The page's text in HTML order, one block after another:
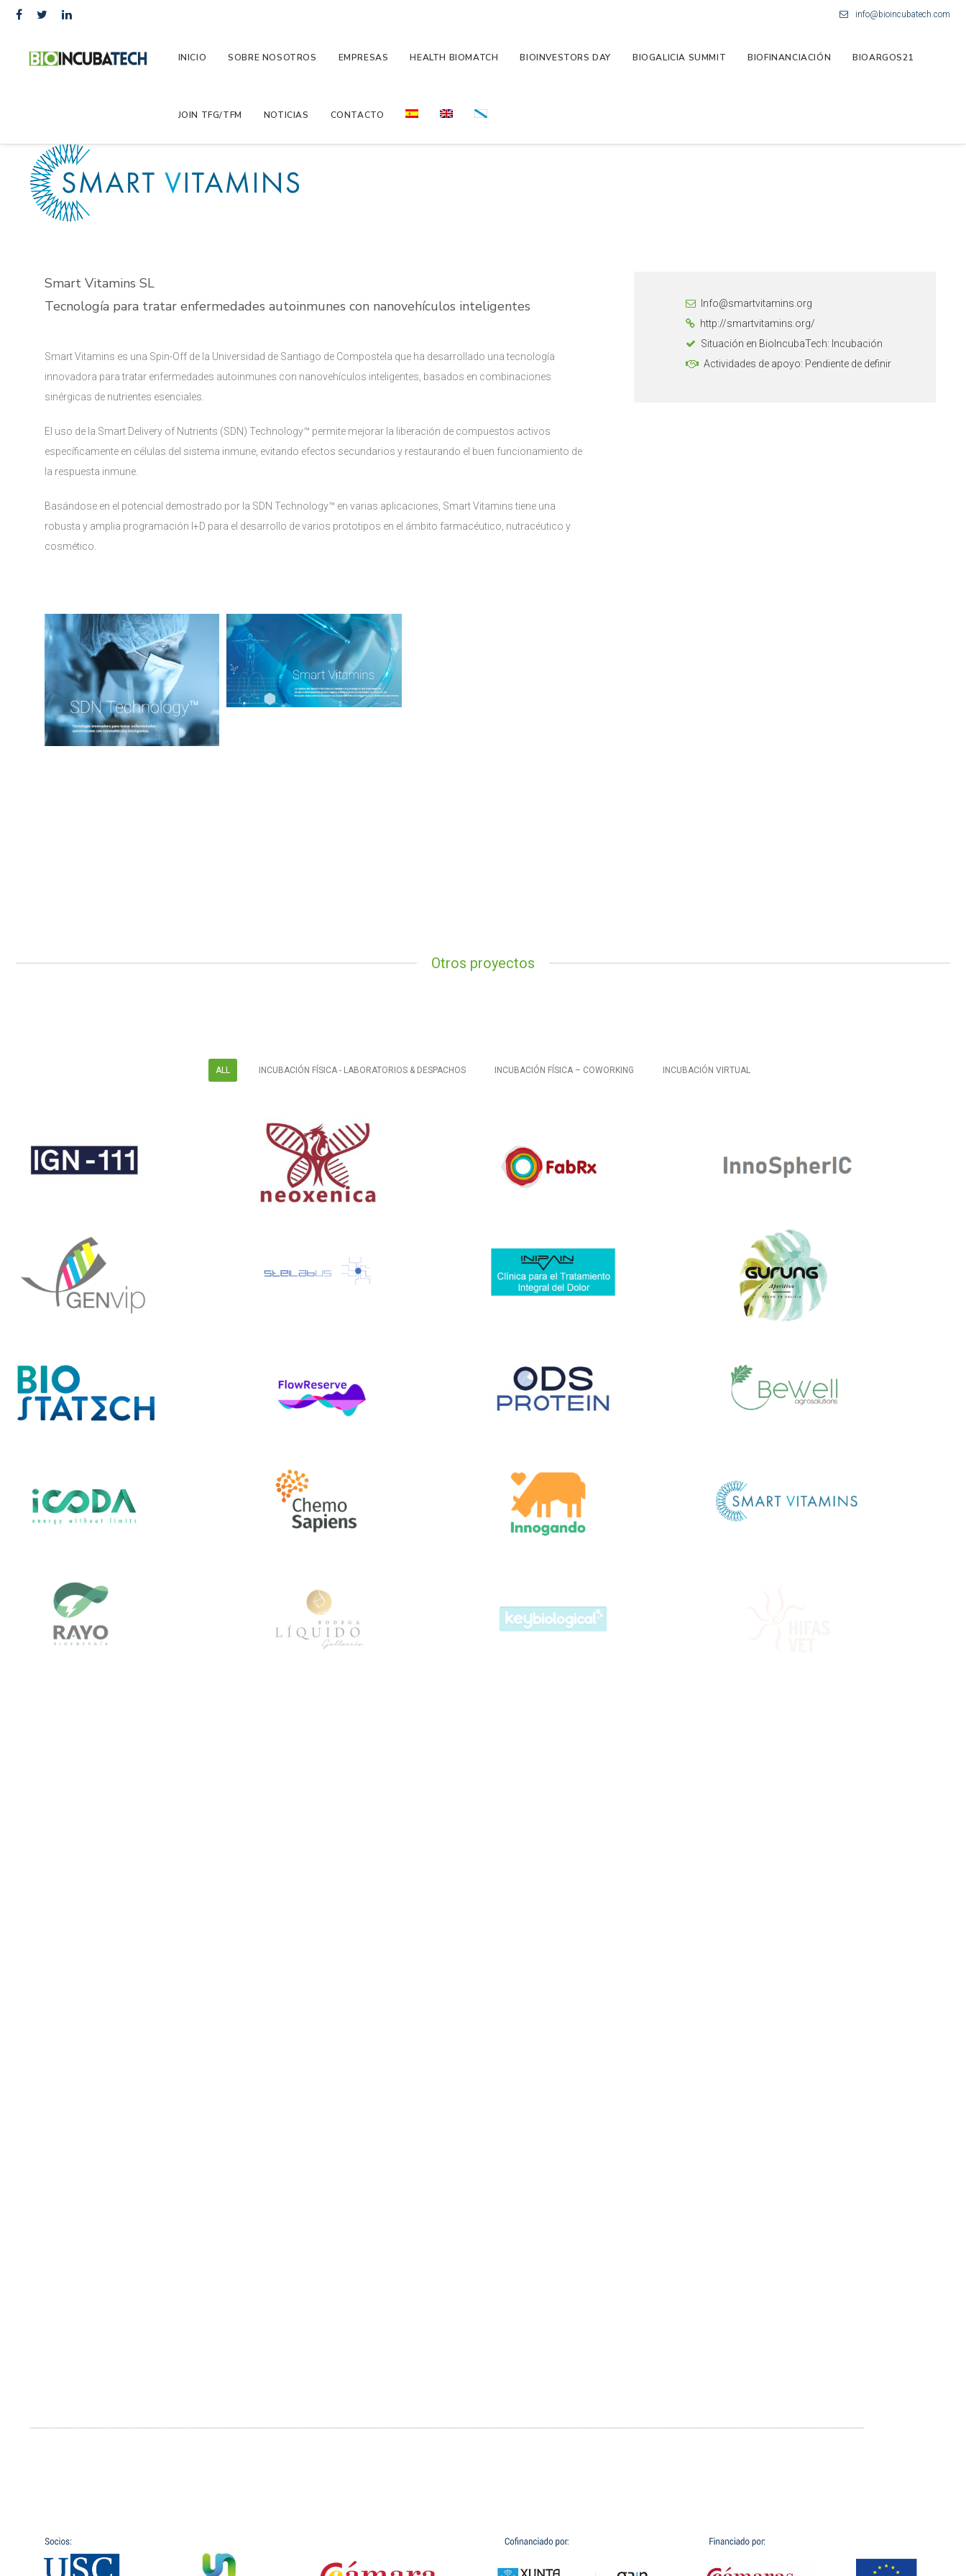
info@bioincubatech.com
INICIO SOBRE NOSOTROS EMPRESAS HEALTH BIOMATCH BIOINVESTORS DAY BIOGALICIA SUMMIT BIOFINANCIACIÓN BIOARGOS21
JOIN TFG/TFM NOTICIAS CONTACTO
Smart Vitamins SL
Tecnología para tratar enfermedades autoinmunes con nanovehículos inteligentes
Smart Vitamins es una Spin-Off de la Universidad de Santiago de Compostela que ha desarrollado una tecnología
innovadora para tratar enfermedades autoinmunes con nanovehículos inteligentes, basados en combinaciones
sinérgicas de nutrientes esenciales.
El uso de la Smart Delivery of Nutrients (SDN) Technology™ permite mejorar la liberación de compuestos activos
específicamente en células del sistema inmune, evitando efectos secundarios y restaurando el buen funcionamiento de
la respuesta inmune.
Basándose en el potencial demostrado por la SDN Technology™ en varias aplicaciones, Smart Vitamins tiene una
robusta y amplia programación I+D para el desarrollo de varios prototipos en el ámbito farmacéutico, nutracéutico y
cosmético.
Info@smartvitamins.org
http://smartvitamins.org/
Situación en BioIncubaTech: Incubación
Actividades de apoyo: Pendiente de definir
Otros proyectos
ALL INCUBACIÓN FÍSICA - LABORATORIOS & DESPACHOS INCUBACIÓN FÍSICA – COWORKING INCUBACIÓN VIRTUAL